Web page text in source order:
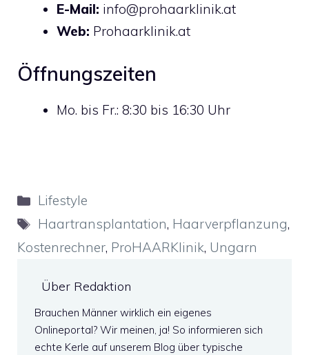
E-Mail: info@prohaarklinik.at
Web: Prohaarklinik.at
Öffnungszeiten
Mo. bis Fr.: 8:30 bis 16:30 Uhr
Kategorien
Lifestyle
Schlagwörter
Haartransplantation, Haarverpflanzung,
Kostenrechner, ProHAARKlinik, Ungarn
Über Redaktion
Brauchen Männer wirklich ein eigenes
Onlineportal? Wir meinen, ja! So informieren sich
echte Kerle auf unserem Blog über typische